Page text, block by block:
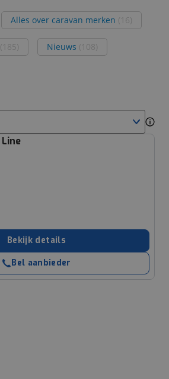
Alles over caravan merken (16)
(185) Nieuws (108)